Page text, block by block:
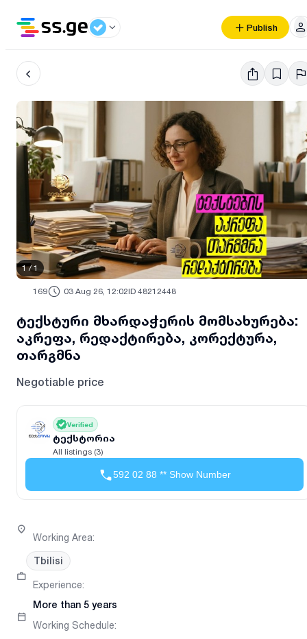
Publish
1/ 1
169 03 Aug 26, 12:02ID 48212448
ტექსტური მხარდაჭერის მომსახურება:
აკრეფა, რედაქტირება, კორექტურა,
თარგმნა
Negotiable price
Verified
ტექსტორია
All listings (3)
592 02 88 ** Show Number
Working Area:
Tbilisi
Experience:
More than 5 years
Working Schedule: